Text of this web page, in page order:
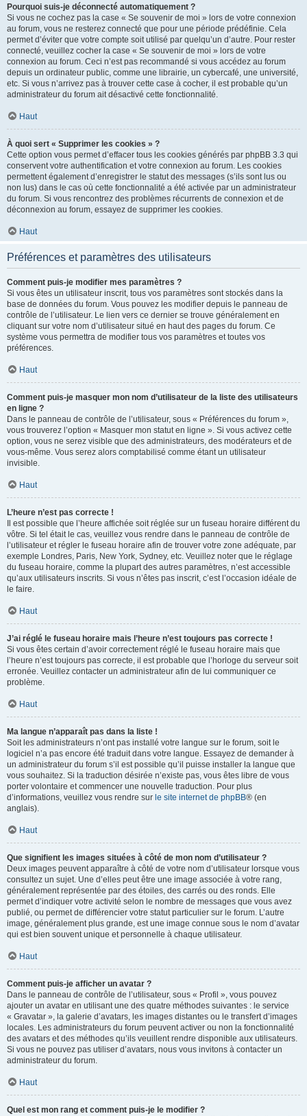
Pourquoi suis-je déconnecté automatiquement ?
Si vous ne cochez pas la case « Se souvenir de moi » lors de votre connexion
au forum, vous ne resterez connecté que pour une période prédéfinie. Cela
permet d’éviter que votre compte soit utilisé par quelqu’un d’autre. Pour rester
connecté, veuillez cocher la case « Se souvenir de moi » lors de votre
connexion au forum. Ceci n’est pas recommandé si vous accédez au forum
depuis un ordinateur public, comme une librairie, un cybercafé, une université,
etc. Si vous n’arrivez pas à trouver cette case à cocher, il est probable qu’un
administrateur du forum ait désactivé cette fonctionnalité.
Haut
À quoi sert « Supprimer les cookies » ?
Cette option vous permet d’effacer tous les cookies générés par phpBB 3.3 qui
conservent votre authentification et votre connexion au forum. Les cookies
permettent également d’enregistrer le statut des messages (s’ils sont lus ou
non lus) dans le cas où cette fonctionnalité a été activée par un administrateur
du forum. Si vous rencontrez des problèmes récurrents de connexion et de
déconnexion au forum, essayez de supprimer les cookies.
Haut
Préférences et paramètres des utilisateurs
Comment puis-je modifier mes paramètres ?
Si vous êtes un utilisateur inscrit, tous vos paramètres sont stockés dans la
base de données du forum. Vous pouvez les modifier depuis le panneau de
contrôle de l’utilisateur. Le lien vers ce dernier se trouve généralement en
cliquant sur votre nom d’utilisateur situé en haut des pages du forum. Ce
système vous permettra de modifier tous vos paramètres et toutes vos
préférences.
Haut
Comment puis-je masquer mon nom d’utilisateur de la liste des utilisateurs
en ligne ?
Dans le panneau de contrôle de l’utilisateur, sous « Préférences du forum »,
vous trouverez l’option « Masquer mon statut en ligne ». Si vous activez cette
option, vous ne serez visible que des administrateurs, des modérateurs et de
vous-même. Vous serez alors comptabilisé comme étant un utilisateur
invisible.
Haut
L’heure n’est pas correcte !
Il est possible que l’heure affichée soit réglée sur un fuseau horaire différent du
vôtre. Si tel était le cas, veuillez vous rendre dans le panneau de contrôle de
l’utilisateur et régler le fuseau horaire afin de trouver votre zone adéquate, par
exemple Londres, Paris, New York, Sydney, etc. Veuillez noter que le réglage
du fuseau horaire, comme la plupart des autres paramètres, n’est accessible
qu’aux utilisateurs inscrits. Si vous n’êtes pas inscrit, c’est l’occasion idéale de
le faire.
Haut
J’ai réglé le fuseau horaire mais l’heure n’est toujours pas correcte !
Si vous êtes certain d’avoir correctement réglé le fuseau horaire mais que
l’heure n’est toujours pas correcte, il est probable que l’horloge du serveur soit
erronée. Veuillez contacter un administrateur afin de lui communiquer ce
problème.
Haut
Ma langue n’apparaît pas dans la liste !
Soit les administrateurs n’ont pas installé votre langue sur le forum, soit le
logiciel n’a pas encore été traduit dans votre langue. Essayez de demander à
un administrateur du forum s’il est possible qu’il puisse installer la langue que
vous souhaitez. Si la traduction désirée n’existe pas, vous êtes libre de vous
porter volontaire et commencer une nouvelle traduction. Pour plus
d’informations, veuillez vous rendre sur le site internet de phpBB® (en
anglais).
Haut
Que signifient les images situées à côté de mon nom d’utilisateur ?
Deux images peuvent apparaître à côté de votre nom d’utilisateur lorsque vous
consultez un sujet. Une d’elles peut être une image associée à votre rang,
généralement représentée par des étoiles, des carrés ou des ronds. Elle
permet d’indiquer votre activité selon le nombre de messages que vous avez
publié, ou permet de différencier votre statut particulier sur le forum. L’autre
image, généralement plus grande, est une image connue sous le nom d’avatar
qui est bien souvent unique et personnelle à chaque utilisateur.
Haut
Comment puis-je afficher un avatar ?
Dans le panneau de contrôle de l’utilisateur, sous « Profil », vous pouvez
ajouter un avatar en utilisant une des quatre méthodes suivantes : le service
« Gravatar », la galerie d’avatars, les images distantes ou le transfert d’images
locales. Les administrateurs du forum peuvent activer ou non la fonctionnalité
des avatars et des méthodes qu’ils veuillent rendre disponible aux utilisateurs.
Si vous ne pouvez pas utiliser d’avatars, nous vous invitons à contacter un
administrateur du forum.
Haut
Quel est mon rang et comment puis-je le modifier ?